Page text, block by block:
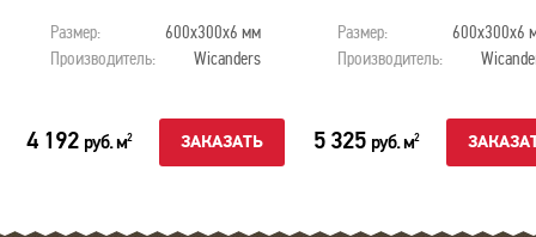
Размер:
600х300х6 мм
Производитель:
Wicanders
4 192 руб. м2 ЗАКАЗАТЬ
Размер:
600х300х6
Производитель:
5 325 руб. м2